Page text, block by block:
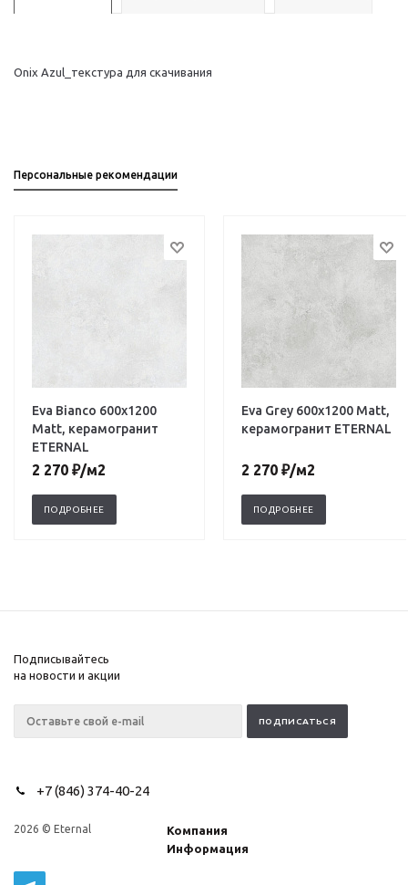
Onix Azul_текстура для скачивания
Персональные рекомендации
Eva Bianco 600х1200
Matt, керамогранит
ETERNAL
2 270 ₽/м2
ПОДРОБНЕЕ
Eva Grey 600х1200 Matt,
керамогранит ETERNAL
2 270 ₽/м2
ПОДРОБНЕЕ
Подписывайтесь
на новости и акции
+7 (846) 374-40-24
2026 © Eternal
Компания
Информация